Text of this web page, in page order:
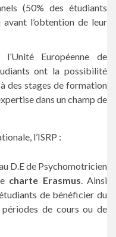
(50% des étudiants
l’obtention de leur
Européenne de
ont la possibilité
des stages de formation
dans un champ de
l’ISRP :
D.E de Psychomotricien
charte Erasmus. Ainsi
de bénéficier du
de cours ou de